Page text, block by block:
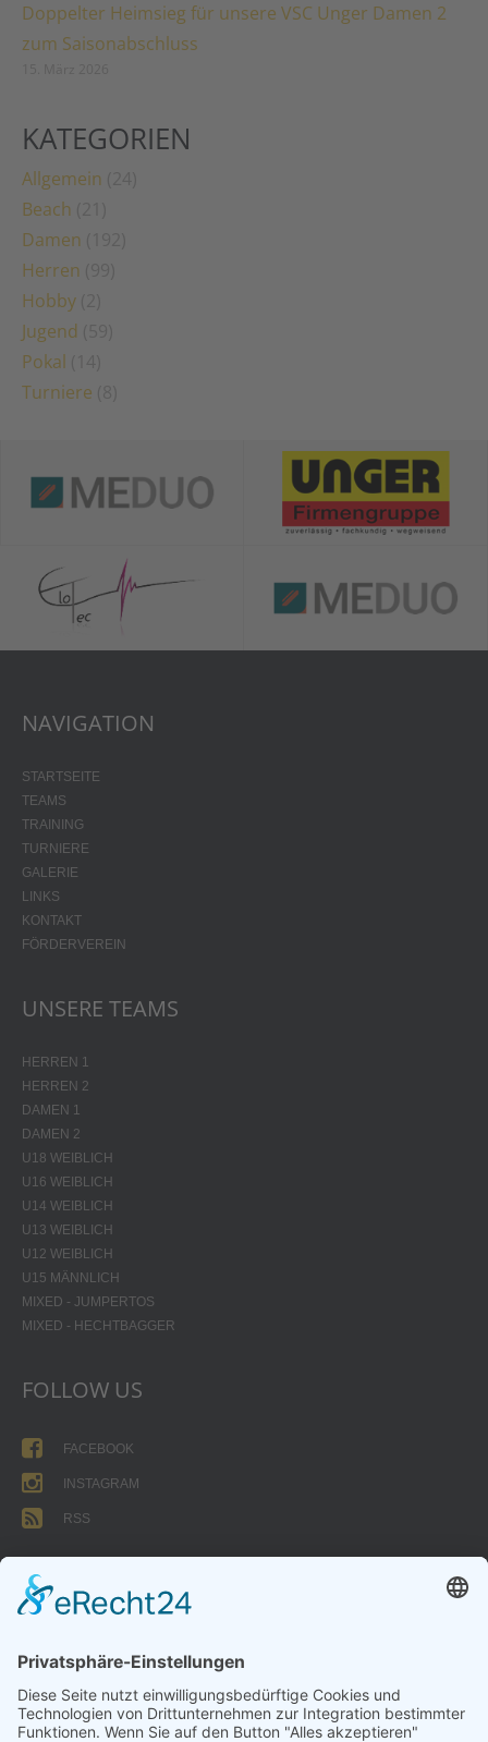
Doppelter Heimsieg für unsere VSC Unger Damen 2
zum Saisonabschluss
KATEGORIEN
Allgemein
Beach
Damen
Herren
Hobby
Jugend
Pokal
Turniere
NAVIGATION
STARTSEITE
TEAMS
TRAINING
TURNIERE
GALERIE
LINKS
KONTAKT
FÖRDERVEREIN
UNSERE TEAMS
HERREN 1
HERREN 2
DAMEN 1
DAMEN 2
U18 WEIBLICH
U16 WEIBLICH
U14 WEIBLICH
U13 WEIBLICH
U12 WEIBLICH
U15 MÄNNLICH
MIXED - JUMPERTOS
MIXED - HECHTBAGGER
FOLLOW US
FACEBOOK
INSTAGRAM
RSS
FORMULARE
Abteilungsbeitrag aktive Spieler:
Jugendliche unter 18: 25 EUR
Erwachsene: 50 EUR
UMMELDEANTRAG